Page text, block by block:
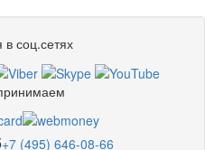
в соц.сетях
+7 (495) 646-08-66